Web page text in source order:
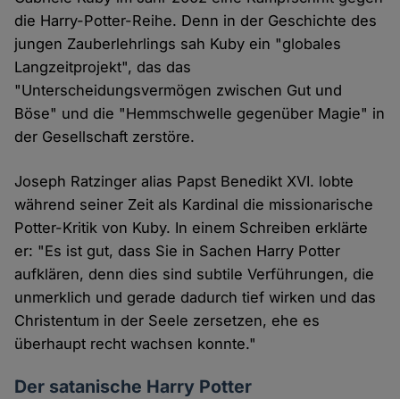
die Harry-Potter-Reihe. Denn in der Geschichte des
jungen Zauberlehrlings sah Kuby ein "globales
Langzeitprojekt", das das
"Unterscheidungsvermögen zwischen Gut und
Böse" und die "Hemmschwelle gegenüber Magie" in
der Gesellschaft zerstöre.
Joseph Ratzinger alias Papst Benedikt XVI. lobte
während seiner Zeit als Kardinal die missionarische
Potter-Kritik von Kuby. In einem Schreiben erklärte
er: "Es ist gut, dass Sie in Sachen Harry Potter
aufklären, denn dies sind subtile Verführungen, die
unmerklich und gerade dadurch tief wirken und das
Christentum in der Seele zersetzen, ehe es
überhaupt recht wachsen konnte."
Der satanische Harry Potter